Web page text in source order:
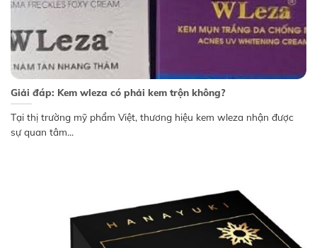
Giải đáp: Kem wleza có phải kem trộn không?
Tại thị trường mỹ phẩm Việt, thương hiệu kem wleza nhận được
sự quan tâm...